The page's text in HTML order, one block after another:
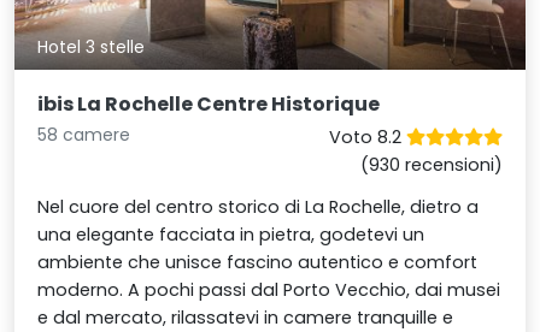
Hotel 3 stelle
ibis La Rochelle Centre Historique
58 camere
Voto 8.2
(930 recensioni)
Nel cuore del centro storico di La Rochelle, dietro a
una elegante facciata in pietra, godetevi un
ambiente che unisce fascino autentico e comfort
moderno. A pochi passi dal Porto Vecchio, dai musei
e dal mercato, rilassatevi in camere tranquille e